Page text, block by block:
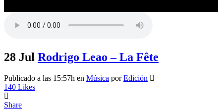
28 Jul Rodrigo Leao – La Fête
Publicado a las 15:57h en Música porEdición
140 Likes
Share